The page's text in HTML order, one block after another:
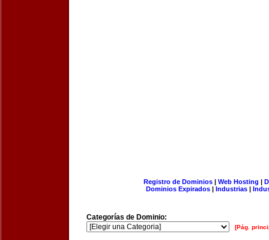
Registro de Dominios| Web Hosting |
Dominios Expirados | Industrias |
Categorías de Dominio:
[Pág.